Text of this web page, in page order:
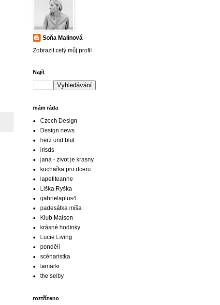
Soňa Malinová
Zobrazit celý můj profil
Najít
mám ráda
Czech Design
Design news
herz und blut
irisds
jana - zivot je krasny
kuchařka pro dceru
lapetiteanne
Liška Ryška
gabrielaplus4
padesátka míša
Klub Maison
krásné hodinky
Lucie Living
pondělí
scénaristka
tamarki
the selby
roztřízeno